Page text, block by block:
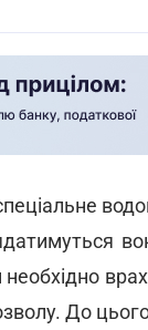
До